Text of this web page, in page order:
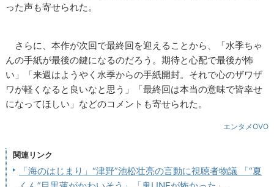
った声も寄せられた。
さらに、本作が次回で最終回を迎えることから、「水季ちゃ
んの手紙が最後の鍵になるのだろう。期待と心配で最後が怖
い」「来週はようやく水季からの手紙開封。それで心のザワザ
ワが軽くなると良いなと思う」「最終回は本当の意味で皆幸せ
になってほしい」などのコメントも寄せられた。
エンタメOVO
関連リンク
「海のはじまり」“津野”池松壮亮の言動に視聴者物議 「“夏